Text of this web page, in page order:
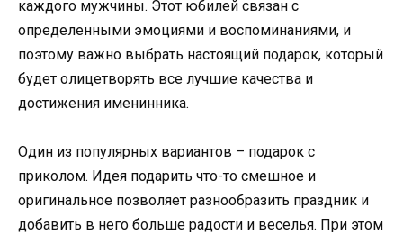
каждого мужчины. Этот юбилей связан с
определенными эмоциями и воспоминаниями, и
поэтому важно выбрать настоящий подарок, который
будет олицетворять все лучшие качества и
достижения именинника.
Один из популярных вариантов – подарок с
приколом. Идея подарить что-то смешное и
оригинальное позволяет разнообразить праздник и
добавить в него больше радости и веселья. При этом